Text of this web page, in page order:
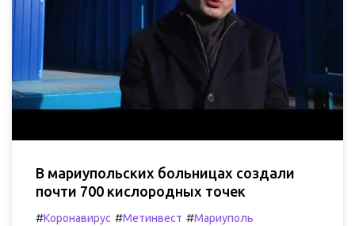
В мариупольских больницах создали
почти 700 кислородных точек
#Коронавирус #Метинвест #Мариуполь